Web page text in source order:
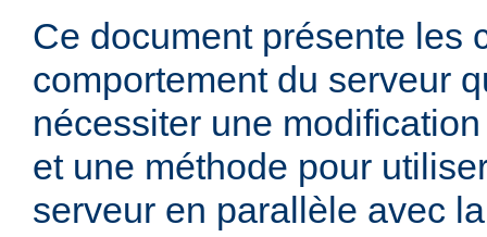
Ce document présente les
comportement du serveur
nécessiter une
et une méthode pour
serveur en parallèle avec